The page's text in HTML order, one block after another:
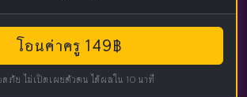
โอนค่าครู 149฿
ภัย ไม่เปิดเผยตัวตน ได้ผลใน 10 นาที